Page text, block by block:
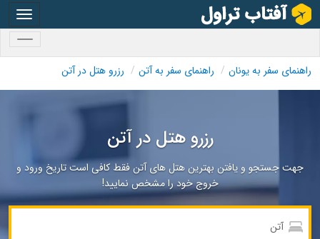
راهنمای سفر به یونان راهنمای سفر به آتن رزرو هتل در آتن
رزرو هتل در آتن
جهت جستجو و یافتن بهترین هتل های آتن فقط کافی است تاریخ ورود و
خروج خود را مشخص نمایید!